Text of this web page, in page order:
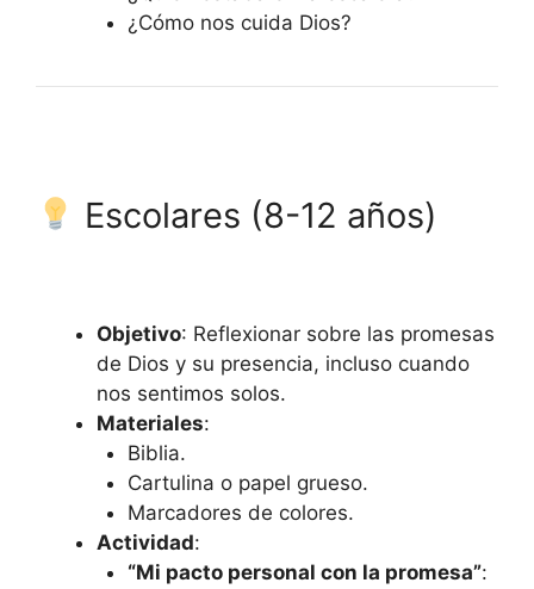
¿Cómo nos cuida Dios?
Escolares (8-12 años)
Objetivo: Reflexionar sobre las promesas
de Dios y su presencia, incluso cuando
nos sentimos solos.
Materiales:
Biblia.
Cartulina o papel grueso.
Marcadores de colores.
Actividad:
“Mi pacto personal con la promesa”: